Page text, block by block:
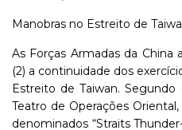
Manobras no Estreito de
As Forças Armadas da China
(2) a continuidade dos
Estreito de Taiwan.
Teatro de Operações
denominados “Straits